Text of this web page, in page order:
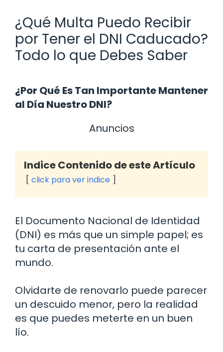
¿Qué Multa Puedo Recibir
por Tener el DNI Caducado?
Todo lo que Debes Saber
¿Por Qué Es Tan Importante Mantener
al Día Nuestro DNI?
Anuncios
Indice Contenido de este Artículo
click para ver indice
El Documento Nacional de Identidad
(DNI) es más que un simple papel; es
tu carta de presentación ante el
mundo.
Olvidarte de renovarlo puede parecer
un descuido menor, pero la realidad
es que puedes meterte en un buen
lío.